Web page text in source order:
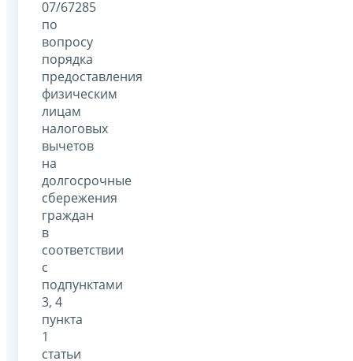
07/67285
по
вопросу
порядка
предоставления
физическим
лицам
налоговых
вычетов
на
долгосрочные
сбережения
граждан
в
соответствии
с
подпунктами
3, 4
пункта
1
статьи